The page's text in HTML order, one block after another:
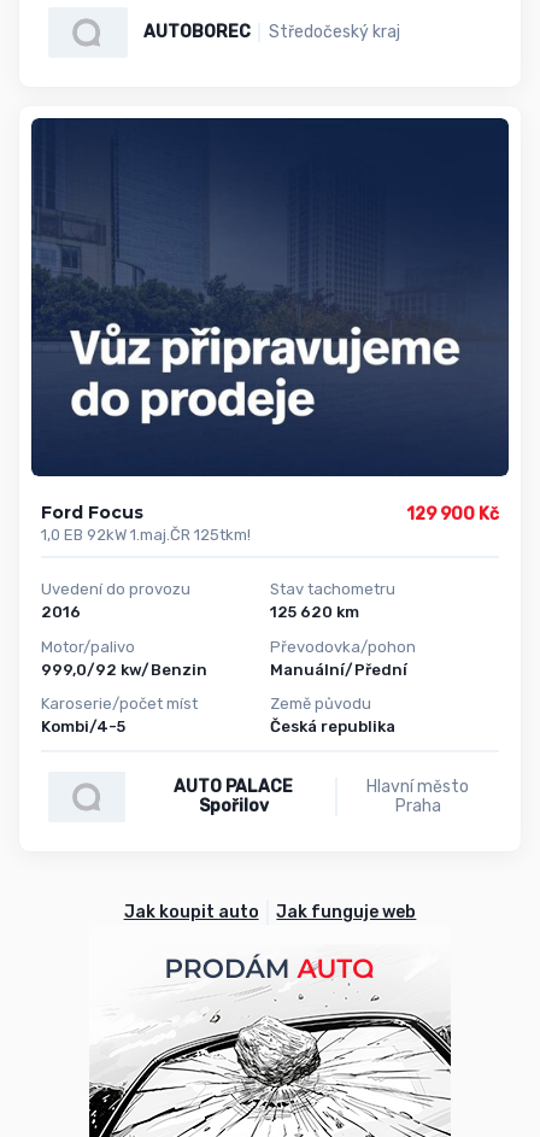
AUTOBOREC Středočeský kraj
Ford Focus
1,0 EB 92kW 1.maj.ČR 125tkm!
129 900 Kč
Uvedení do provozu
2016
Motor/palivo
999,0/92 kw/Benzin
Karoserie/počet míst
Kombi/4-5
Stav tachometru
125 620 km
Převodovka/pohon
Manuální/Přední
Země původu
Česká republika
AUTO PALACE
Spořilov
Hlavní město
Praha
Jak koupit auto Jak funguje web